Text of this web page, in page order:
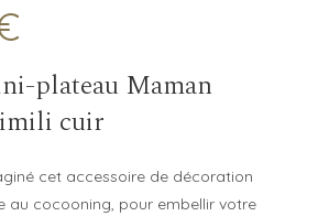
plateau Maman
cuir
cet accessoire de décoration
au cocooning, pour embellir votre